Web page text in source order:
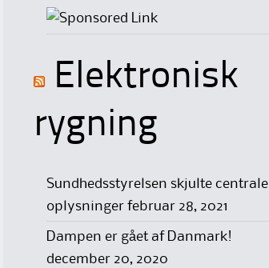
Elektronisk
rygning
Sundhedsstyrelsen skjulte centrale
oplysninger februar 28, 2021
Dampen er gået af Danmark!
december 20, 2020